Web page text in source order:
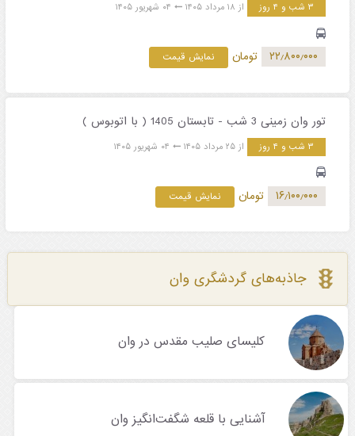
۳ شب و ۴ روز از ۱۸ مرداد ۱۴۰۵ ۰۴ شهریور ۱۴۰۵
۲۲٫۸۰۰٫۰۰۰ تومان نمایش قیمت
تور وان زمینی 3 شب - تابستان 1405 ( با اتوبوس )
۳ شب و ۴ روز از ۲۵ مرداد ۱۴۰۵ ۰۴ شهریور ۱۴۰۵
۱۶٫۱۰۰٫۰۰۰ تومان نمایش قیمت
جاذبه‌های گردشگری وان
کلیسای صلیب مقدس در وان
آشنایی با قلعه شگفت‌انگیز وان